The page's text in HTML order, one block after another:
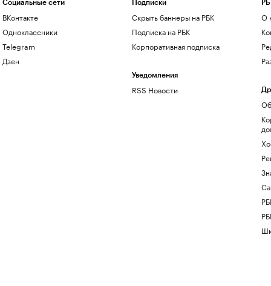
Социальные сети
ВКонтакте
Одноклассники
Telegram
Дзен
Подписки
Скрыть баннеры на РБК
Подписка на РБК
Корпоративная подписка
Уведомления
RSS Новости
О